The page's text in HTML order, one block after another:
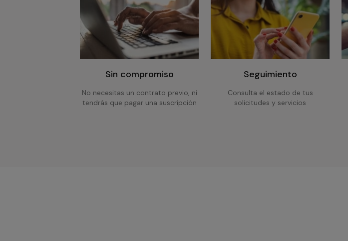
Sin compromiso
No necesitas un contrato previo, ni
tendrás que pagar una suscripción
Seguimiento
Consulta el estado de tus
solicitudes y servicios